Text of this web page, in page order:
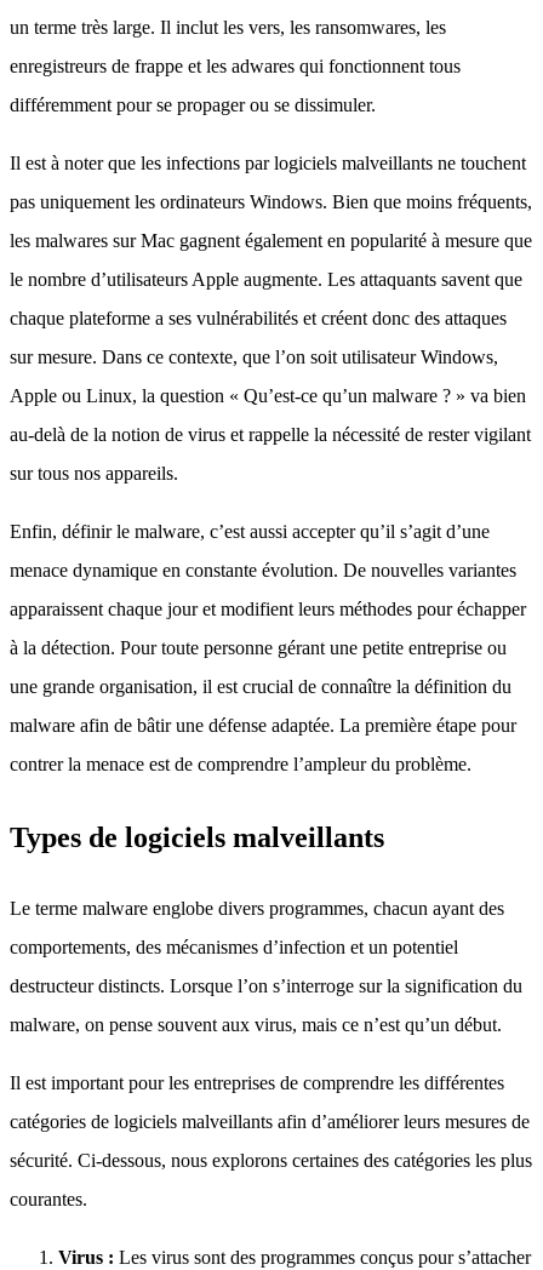
un terme très large. Il inclut les vers, les ransomwares, les
enregistreurs de frappe et les adwares qui fonctionnent tous
différemment pour se propager ou se dissimuler.
Il est à noter que les infections par logiciels malveillants ne touchent
pas uniquement les ordinateurs Windows. Bien que moins fréquents,
les malwares sur Mac gagnent également en popularité à mesure que
le nombre d’utilisateurs Apple augmente. Les attaquants savent que
chaque plateforme a ses vulnérabilités et créent donc des attaques
sur mesure. Dans ce contexte, que l’on soit utilisateur Windows,
Apple ou Linux, la question « Qu’est-ce qu’un malware ? » va bien
au-delà de la notion de virus et rappelle la nécessité de rester vigilant
sur tous nos appareils.
Enfin, définir le malware, c’est aussi accepter qu’il s’agit d’une
menace dynamique en constante évolution. De nouvelles variantes
apparaissent chaque jour et modifient leurs méthodes pour échapper
à la détection. Pour toute personne gérant une petite entreprise ou
une grande organisation, il est crucial de connaître la définition du
malware afin de bâtir une défense adaptée. La première étape pour
contrer la menace est de comprendre l’ampleur du problème.
Types de logiciels malveillants
Le terme malware englobe divers programmes, chacun ayant des
comportements, des mécanismes d’infection et un potentiel
destructeur distincts. Lorsque l’on s’interroge sur la signification du
malware, on pense souvent aux virus, mais ce n’est qu’un début.
Il est important pour les entreprises de comprendre les différentes
catégories de logiciels malveillants afin d’améliorer leurs mesures de
sécurité. Ci-dessous, nous explorons certaines des catégories les plus
courantes.
Virus : Les virus sont des programmes conçus pour s’attacher